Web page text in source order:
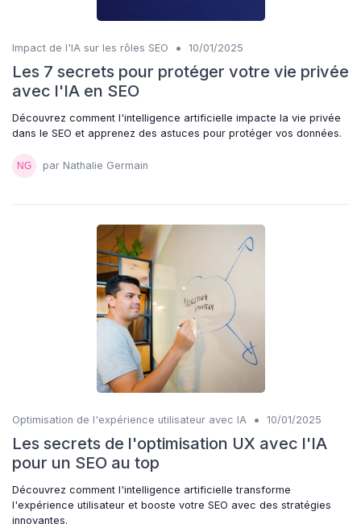
Impact de l'IA sur les rôles SEO • 10/01/2025
Les 7 secrets pour protéger votre vie privée
avec l'IA en SEO
Découvrez comment l'intelligence artificielle impacte la vie privée
dans le SEO et apprenez des astuces pour protéger vos données.
par Nathalie Germain
Optimisation de l'expérience utilisateur avec IA • 10/01/2025
Les secrets de l'optimisation UX avec l'IA
pour un SEO au top
Découvrez comment l'intelligence artificielle transforme
l'expérience utilisateur et booste votre SEO avec des stratégies
innovantes.